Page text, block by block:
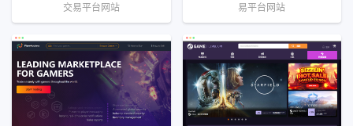
交易平台网站
易平台网站